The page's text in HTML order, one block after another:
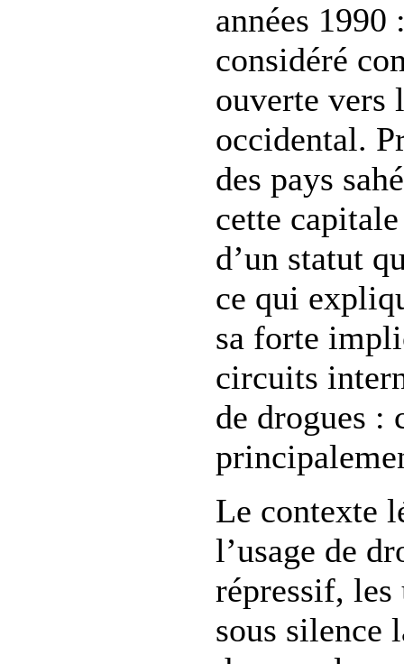
années
considéré
ouverte vers
occidental.
des pays
cette
d’un statut
ce qui
sa forte
circuits
de drogues :
Le contexte
l’usage de
répressif, les
sous silence